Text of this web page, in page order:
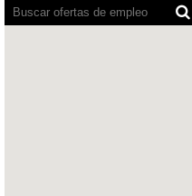
Los lectores de